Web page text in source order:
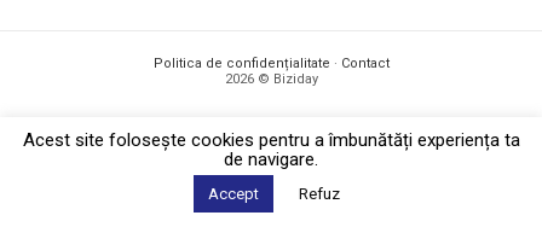
Politica de confidențialitate · Contact
2026 © Biziday
Acest site foloseşte cookies pentru a îmbunătăți experiența ta
de navigare.
Accept Refuz